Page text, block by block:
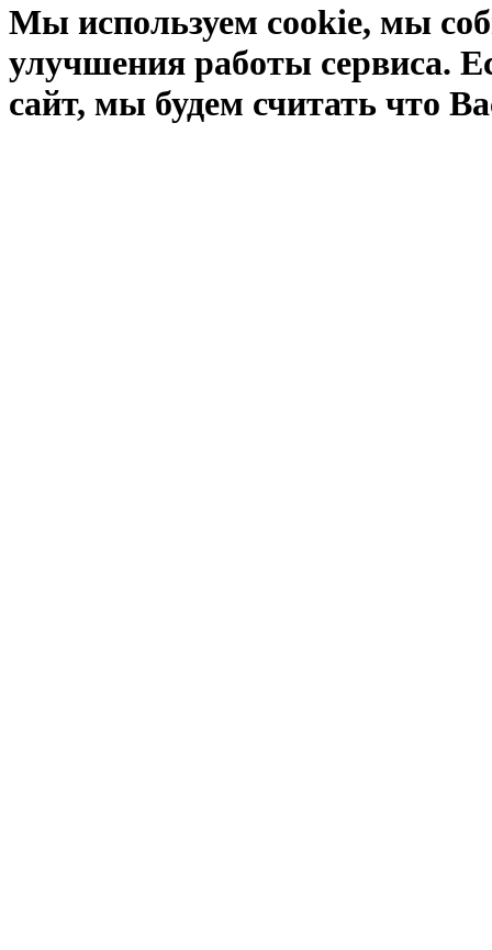
Мы используем cookie, мы
улучшения работы сервиса.
сайт, мы будем считать что